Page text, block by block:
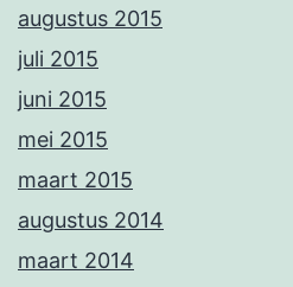
augustus 2015
juli 2015
juni 2015
mei 2015
maart 2015
augustus 2014
maart 2014